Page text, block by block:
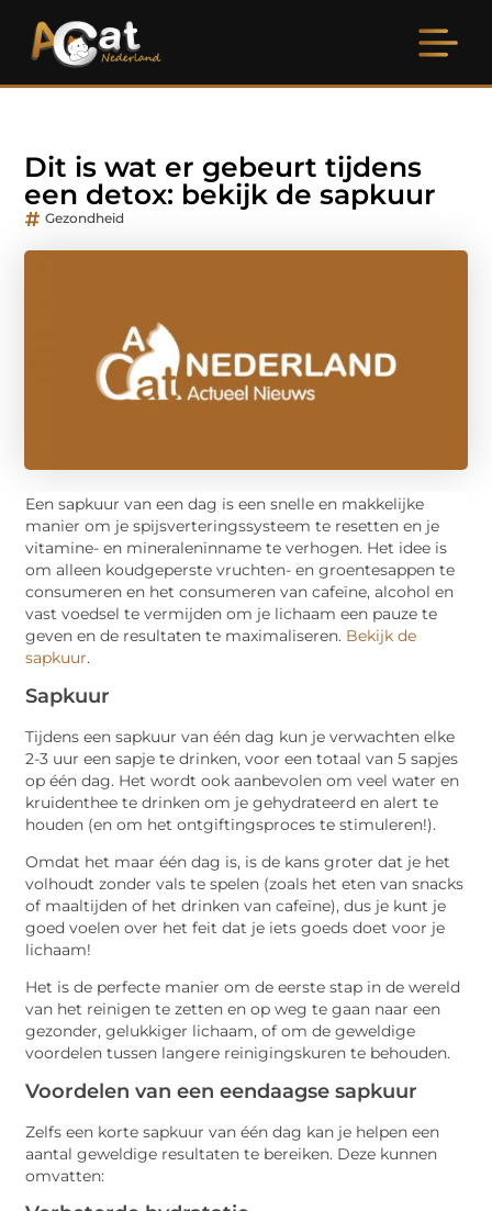
Dit is wat er gebeurt tijdens
een detox: bekijk de sapkuur
Gezondheid
Een sapkuur van een dag is een snelle en makkelijke
manier om je spijsverteringssysteem te resetten en je
vitamine- en mineraleninname te verhogen. Het idee is
om alleen koudgeperste vruchten- en groentesappen te
consumeren en het consumeren van cafeïne, alcohol en
vast voedsel te vermijden om je lichaam een pauze te
geven en de resultaten te maximaliseren. Bekijk de
sapkuur.
Sapkuur
Tijdens een sapkuur van één dag kun je verwachten elke
2-3 uur een sapje te drinken, voor een totaal van 5 sapjes
op één dag. Het wordt ook aanbevolen om veel water en
kruidenthee te drinken om je gehydrateerd en alert te
houden (en om het ontgiftingsproces te stimuleren!).
Omdat het maar één dag is, is de kans groter dat je het
volhoudt zonder vals te spelen (zoals het eten van snacks
of maaltijden of het drinken van cafeïne), dus je kunt je
goed voelen over het feit dat je iets goeds doet voor je
lichaam!
Het is de perfecte manier om de eerste stap in de wereld
van het reinigen te zetten en op weg te gaan naar een
gezonder, gelukkiger lichaam, of om de geweldige
voordelen tussen langere reinigingskuren te behouden.
Voordelen van een eendaagse sapkuur
Zelfs een korte sapkuur van één dag kan je helpen een
aantal geweldige resultaten te bereiken. Deze kunnen
omvatten: